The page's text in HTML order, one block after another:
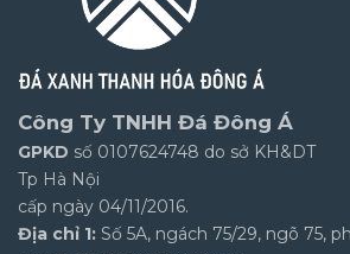
Công Ty TNHH Đá Đông Á
GPKD số 0107624748 do sở KH&DT
Tp Hà Nội
cấp ngày 04/11/2016.
Địa chỉ 1: Số 5A, ngách 75/29, ngõ 75,